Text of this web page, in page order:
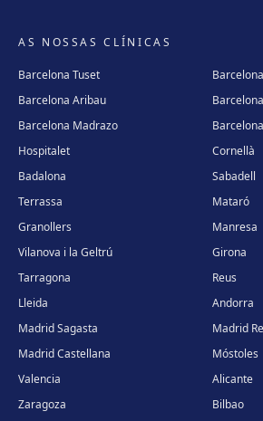
AS NOSSAS CLÍNICAS
Barcelona Tuset
Barcelona Aribau
Barcelona Madrazo
Hospitalet
Cornellà
Badalona
Sabadell
Terrassa
Mataró
Granollers
Manresa
Vilanova i la Geltrú
Girona
Tarragona
Reus
Lleida
Andorra
Madrid Sagasta
Madrid
Madrid Castellana
Móstoles
Valencia
Alicante
Zaragoza
Bilbao